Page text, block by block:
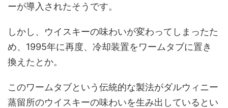
ーが導入されたそうです。
しかし、ウイスキーの味わいが変わってしまったた
め、1995年に再度、冷却装置をワームタブに置き
換えたとか。
このワームタブという伝統的な製法がダルウィニー
蒸留所のウイスキーの味わいを生み出しているとい